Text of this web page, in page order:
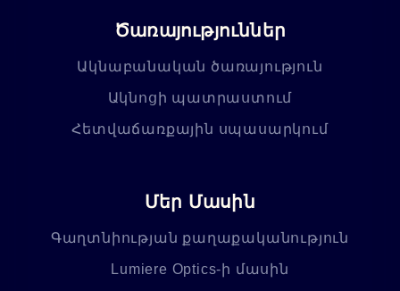
Ծառայություններ
Ակնաբանական ծառայություն
Ակնոցի պատրաստում
Հետվաճառքային սպասարկում
Մեր Մասին
Գաղտնիության քաղաքականություն
Lumiere Optics-ի մասին